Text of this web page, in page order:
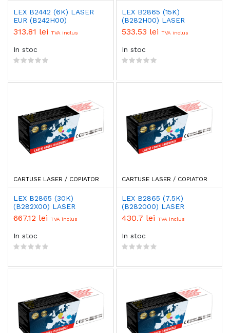
LEX B2442 (6K) LASER
EUR (B242H00)
313.81 lei TVA inclus
In stoc
LEX B2865 (15K)
(B282H00) LASER
533.53 lei TVA inclus
In stoc
CARTUSE LASER / COPIATOR
LEX B2865 (30K)
(B282X00) LASER
667.12 lei TVA inclus
In stoc
CARTUSE LASER / COPIATOR
LEX B2865 (7.5K)
(B282000) LASER
430.7 lei TVA inclus
In stoc